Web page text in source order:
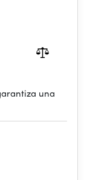
una